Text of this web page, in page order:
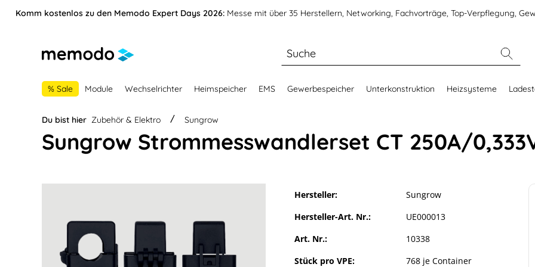
springen Zur Navigation der B2B-Plattform springen
Komm kostenlos zu den Memodo Expert Days 2026: Messe mit über 35 Herstellern, Networking, Fachvorträge, Top-Verpflegung,
% Sale Module Wechselrichter Heimspeicher EMS Gewerbespeicher Unterkonstruktion Heizsysteme
Du bist hier Zubehör & Elektro Sungrow
Sungrow Strommesswandlerset CT 250A/
Hersteller:
Sungrow
Hersteller-Art. Nr.:
UE000013
Art. Nr.:
10338
Stück pro VPE:
768 je Container